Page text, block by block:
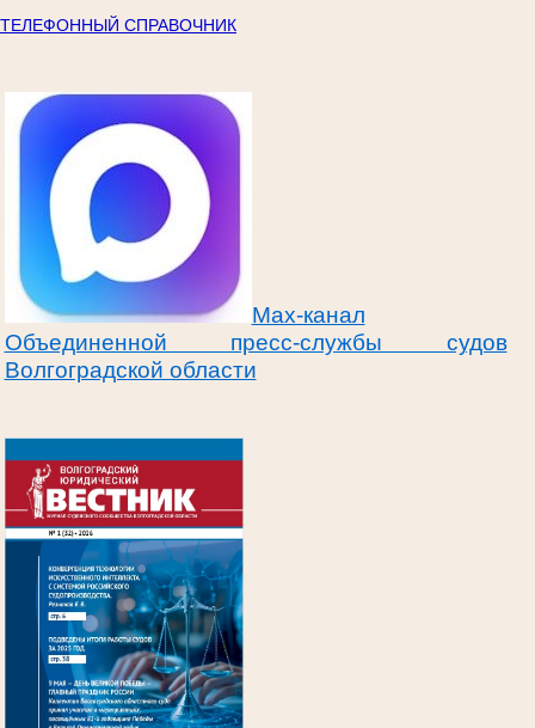
ТЕЛЕФОННЫЙ СПРАВОЧНИК
Max-канал
Объединенной пресс-службы судов
Волгоградской области